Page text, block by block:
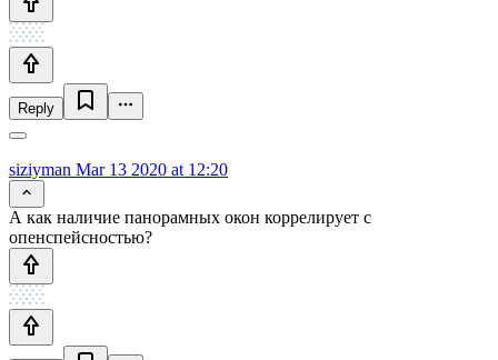
Reply
siziyman Mar 13 2020 at 12:20
А как наличие панорамных окон коррелирует с
опенспейсностью?